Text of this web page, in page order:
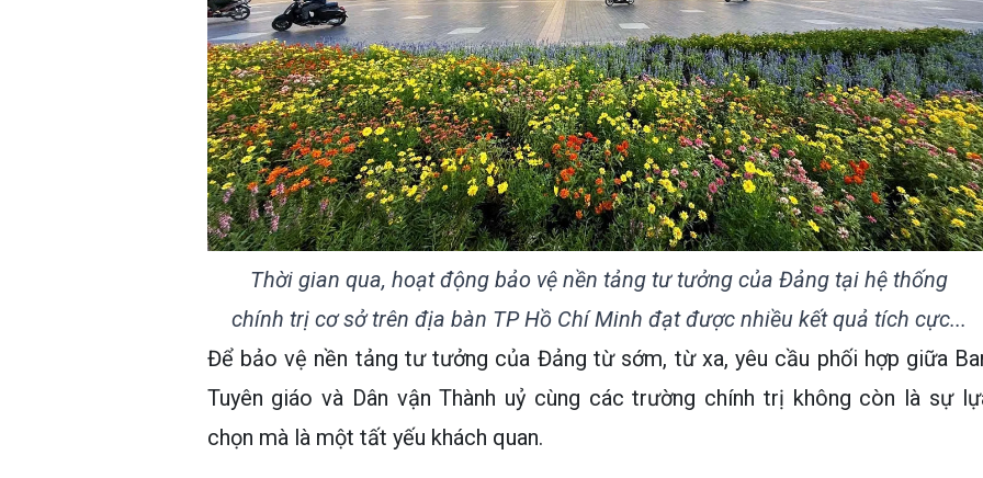
Thời gian qua, hoạt động bảo vệ nền tảng tư tưởng của Đảng tại hệ thống
chính trị cơ sở trên địa bàn TP Hồ Chí Minh đạt được nhiều kết quả tích cực...
Để bảo vệ nền tảng tư tưởng của Đảng từ sớm, từ xa, yêu cầu phối hợp giữa
Tuyên giáo và Dân vận Thành uỷ cùng các trường chính trị không còn là sự
chọn mà là một tất yếu khách quan.